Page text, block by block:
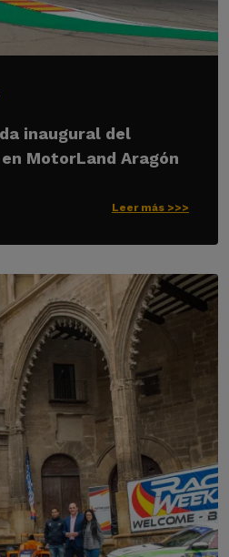
inaugural del
MotorLand Aragón
Leer más >>>